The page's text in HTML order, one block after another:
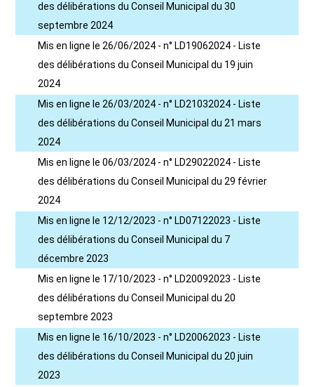
des délibérations du Conseil Municipal du 30
septembre 2024
Mis en ligne le 26/06/2024 - n° LD19062024 - Liste
des délibérations du Conseil Municipal du 19 juin
2024
Mis en ligne le 26/03/2024 - n° LD21032024 - Liste
des délibérations du Conseil Municipal du 21 mars
2024
Mis en ligne le 06/03/2024 - n° LD29022024 - Liste
des délibérations du Conseil Municipal du 29 février
2024
Mis en ligne le 12/12/2023 - n° LD07122023 - Liste
des délibérations du Conseil Municipal du 7
décembre 2023
Mis en ligne le 17/10/2023 - n° LD20092023 - Liste
des délibérations du Conseil Municipal du 20
septembre 2023
Mis en ligne le 16/10/2023 - n° LD20062023 - Liste
des délibérations du Conseil Municipal du 20 juin
2023